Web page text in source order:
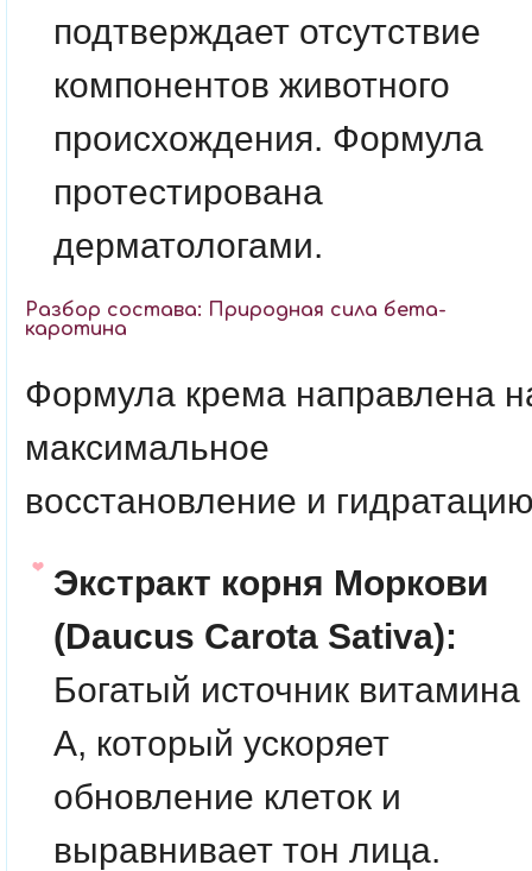
подтверждает отсутствие
компонентов животного
происхождения. Формула
протестирована
дерматологами.
Разбор состава: Природная сила бета-
каротина
Формула крема направлена
максимальное
восстановление и
Экстракт корня Моркови
(Daucus Carota Sativa):
Богатый источник витамина
А, который ускоряет
обновление клеток и
выравнивает тон лица.